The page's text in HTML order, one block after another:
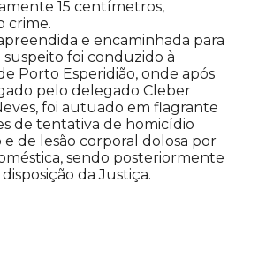
15 centímetros,
crime.
e encaminhada para
suspeito foi conduzido à
Porto Esperidião, onde após
pelo delegado Cleber
foi autuado em flagrante
de tentativa de homicídio
de lesão corporal dolosa por
sendo posteriormente
da Justiça.